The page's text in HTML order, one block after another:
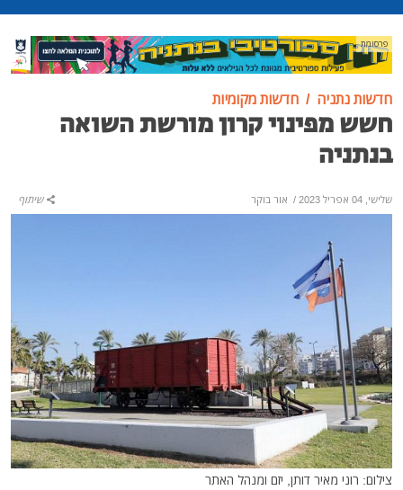
פרסומת
חדשות נתניה חדשות מקומיות
חשש מפינוי קרון מורשת השואה
בנתניה
שלישי, 04 אפריל 2023 / אור בוקר שיתוף
צילום: רוני מאיר דותן, יזם ומנהל האתר